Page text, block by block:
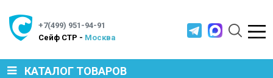
+7(499) 951-94-91
Cейф СТР - Москва
КАТАЛОГ ТОВАРОВ